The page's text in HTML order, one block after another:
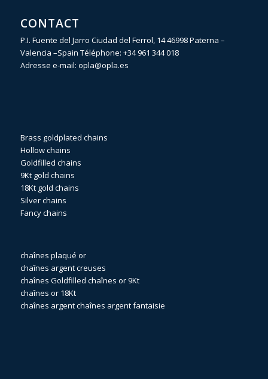
CONTACT
P.I. Fuente del Jarro Ciudad del Ferrol, 14 46998 Paterna –
Valencia –Spain Téléphone: +34 961 344 018
Adresse e-mail: opla@opla.es
Brass goldplated chains
Hollow chains
Goldfilled chains
9Kt gold chains
18Kt gold chains
Silver chains
Fancy chains
chaînes plaqué or
chaînes argent creuses
chaînes Goldfilled chaînes or 9Kt
chaînes or 18Kt
chaînes argentchaînes argent fantaisie